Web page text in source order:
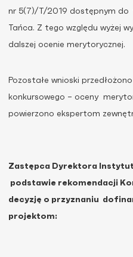
nr 5(7)/T/2019 dostępnym do
Tańca. Z tego względu wyżej
dalszej ocenie merytorycznej.
Pozostałe wnioski
konkursowego – oceny
powierzono ekspertom
Zastępca Dyrektora
podstawie rekomendacji
decyzję o przyznaniu
projektom: